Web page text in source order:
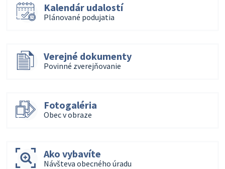
Kalendár udalostí
Plánované podujatia
Verejné dokumenty
Povinné zverejňovanie
Fotogaléria
Obec v obraze
Ako vybavíte
Návšteva obecného úradu